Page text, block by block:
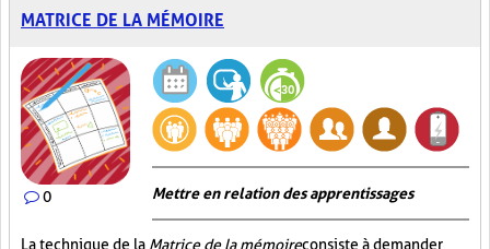
MATRICE DE LA MÉMOIRE
0 Mettre en relation des apprentissages
La technique de la Matrice de la mémoireconsiste à demander